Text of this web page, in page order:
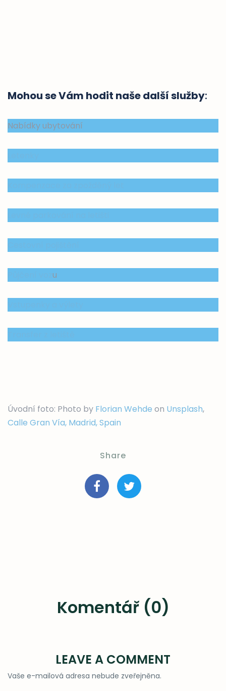
Mohou se Vám hodit naše další služby:
Nabídky ubytování
u
Úvodní foto: Photo by Florian Wehde on Unsplash,
Calle Gran Vía, Madrid, Spain
Share
Komentář (0)
LEAVE A COMMENT
Vaše e-mailová adresa nebude zveřejněna.